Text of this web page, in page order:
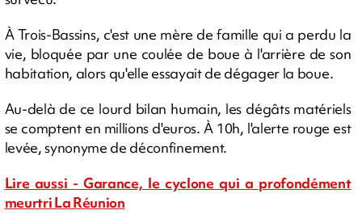
À Trois-Bassins, c'est une mère de famille qui a perdu la
vie, bloquée par une coulée de boue à l'arrière de son
habitation, alors qu'elle essayait de dégager la boue.
Au-delà de ce lourd bilan humain, les dégâts matériels
se comptent en millions d'euros. À 10h, l'alerte rouge est
levée, synonyme de déconfinement.
Lire aussi - Garance, le cyclone qui a profondément
meurtri La Réunion